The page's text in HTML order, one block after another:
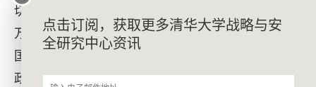
切问题的优先考虑。根据最新数据，北约每年1.47
万亿美元经费的68%由美国支付，截至2024年底美
国国会批准的援乌资金总额为1750亿美元，特朗普
政府不想也难以继续背负这个大头支出。
点击订阅，获取更多清华大学战略与安
全研究中心资讯